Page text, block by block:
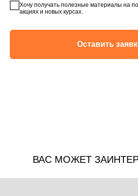
Хочу получать полезные материалы на
акциях и новых курсах.
Оставить
ВАС МОЖЕТ